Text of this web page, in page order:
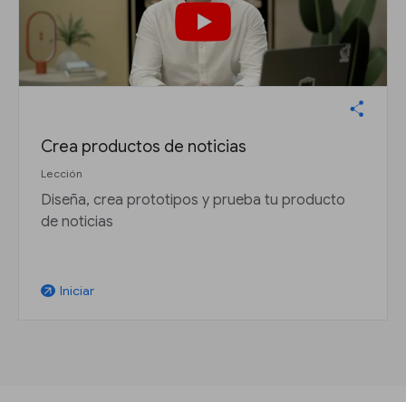
Crea productos de noticias
Lección
Diseña, crea prototipos y prueba tu producto
de noticias
arrow_outward Iniciar